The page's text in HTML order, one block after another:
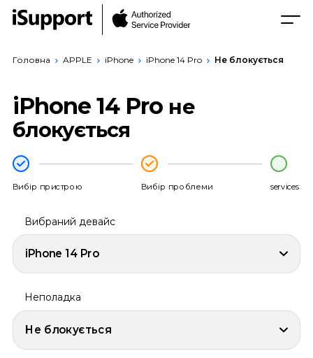
Головна APPLE iPhone iPhone 14 Pro Не блокується
iPhone 14 Pro не
блокується
Вибір пристрою Вибір проблеми services
Вибраний девайс
iPhone 14 Pro
Неполадка
Не блокується